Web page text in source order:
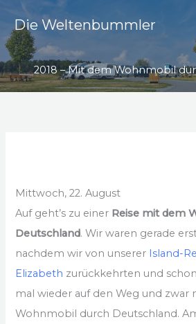
Zum
Inhalt
springen
Die Weltenbummler
2018 – Mit dem Wohnmobil
Mittwoch, 22. August
Auf geht’s zu einer Reise mit dem
Deutschland. Wir waren gerade
nachdem wir von unserer Island-
Elizabeth zurückkehrten und
mal wieder auf den Weg und zwar
Wohnmobil durch Deutschland.